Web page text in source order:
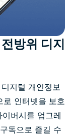
방위 디지
지털 개인정보
로 인터넷을 보호
버시를 업그레
독으로 즐길 수